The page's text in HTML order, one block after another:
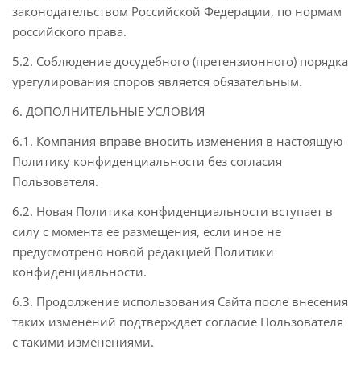
законодательством Российской Федерации, по нормам
российского права.
5.2. Соблюдение досудебного (претензионного) порядка
урегулирования споров является обязательным.
6. ДОПОЛНИТЕЛЬНЫЕ УСЛОВИЯ
6.1. Компания вправе вносить изменения в настоящую
Политику конфиденциальности без согласия
Пользователя.
6.2. Новая Политика конфиденциальности вступает в
силу с момента ее размещения, если иное не
предусмотрено новой редакцией Политики
конфиденциальности.
6.3. Продолжение использования Сайта после внесения
таких изменений подтверждает согласие Пользователя
с такими изменениями.